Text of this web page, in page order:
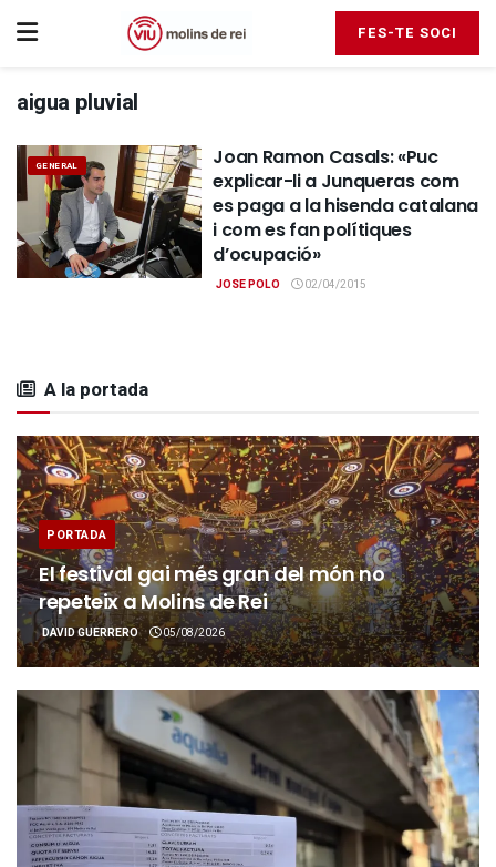
FES-TE SOCI
aigua pluvial
GENERAL
Joan Ramon Casals: «Puc
explicar-li a Junqueras com
es paga a la hisenda catalana
i com es fan polítiques
d’ocupació»
JOSE POLO 02/04/2015
A la portada
PORTADA
El festival gai més gran del món no
repeteix a Molins de Rei
DAVID GUERRERO 05/08/2026